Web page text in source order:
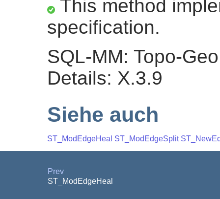
This method
specification.
SQL-MM: Topo-
Details: X.3.9
Siehe auch
ST_ModEdgeHeal ST_ModEdgeSplit
Prev
ST_ModEdgeHeal